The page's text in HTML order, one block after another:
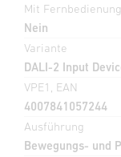
Mit Fernbedienung
Nein
Variante
DALI-2 Input
VPE1, EAN
4007841057244
Ausführung
Bewegungs- und